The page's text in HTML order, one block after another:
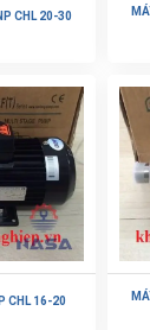
CHL 20-30
CHL 16-20